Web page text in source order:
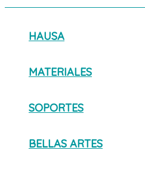
HAUSA
MATERIALES
SOPORTES
BELLAS ARTES